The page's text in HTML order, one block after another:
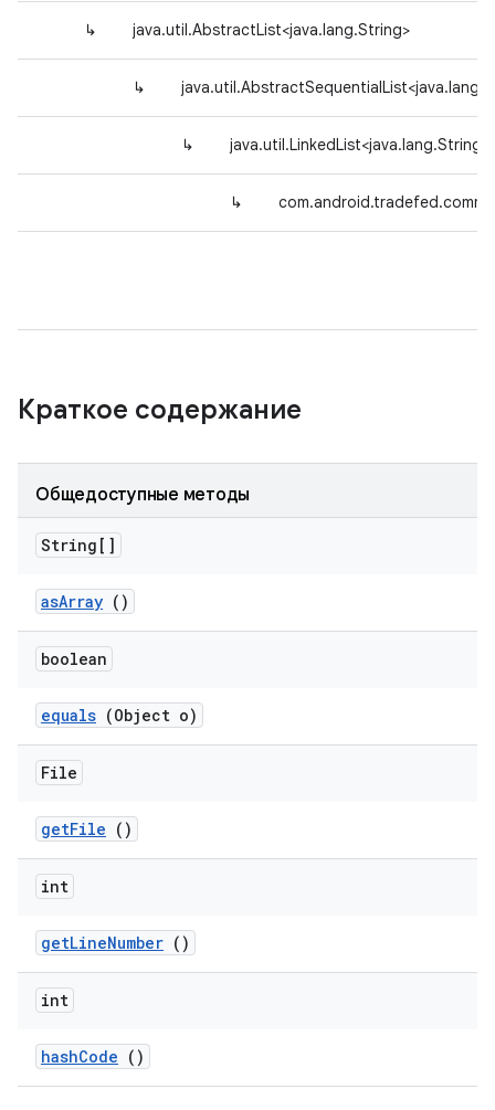
↳ java.util.AbstractList<java.lang.String>
↳
↳ java.util.LinkedList<java.lang.String>
↳
Краткое содержание
Общедоступные методы
String[]
asArray ()
boolean
equals (Object o)
File
getFile ()
int
getLineNumber ()
int
hashCode ()